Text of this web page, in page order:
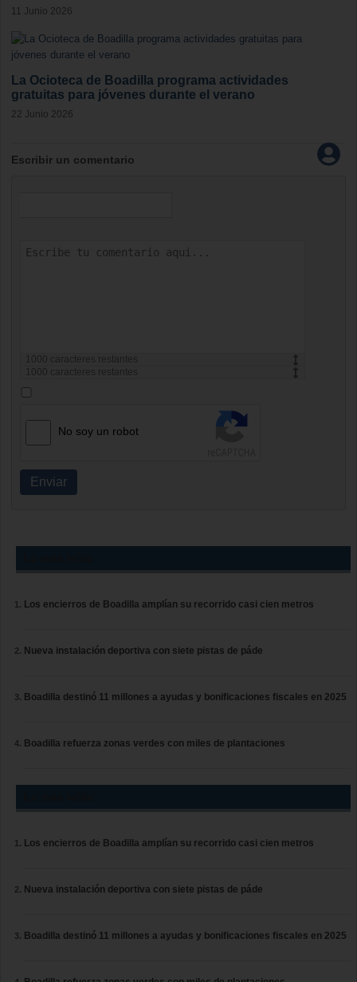
11 Junio 2026
La Ocioteca de Boadilla programa actividades
gratuitas para jóvenes durante el verano
22 Junio 2026
Escribir un comentario
1000
caracteres restantes
1000
caracteres restantes
No soy un robot
Enviar
Los encierros de Boadilla amplían su recorrido casi cien metros
Nueva instalación deportiva con siete pistas de páde
Boadilla destinó 11 millones a ayudas y bonificaciones fiscales en 2025
Boadilla refuerza zonas verdes con miles de plantaciones
Los encierros de Boadilla amplían su recorrido casi cien metros
Nueva instalación deportiva con siete pistas de páde
Boadilla destinó 11 millones a ayudas y bonificaciones fiscales en 2025